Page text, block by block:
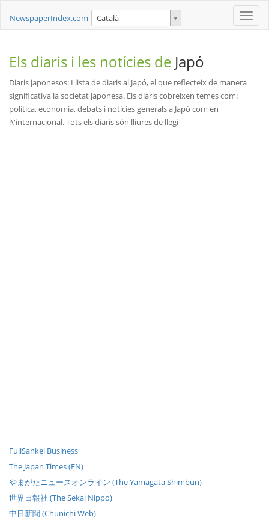
Toggle
NewspaperIndex.com Català
Els diaris i les notícies de Japó
Diaris japonesos: Llista de diaris al Japó, el que reflecteix de manera
significativa la societat japonesa. Els diaris cobreixen temes com:
política, economia, debats i notícies generals a Japó com en
l\'internacional. Tots els diaris són lliures de llegi
FujiSankei Business
The Japan Times (EN)
やまがたニュースオンライン (The Yamagata Shimbun)
世界日報社 (The Sekai Nippo)
中日新聞 (Chunichi Web)